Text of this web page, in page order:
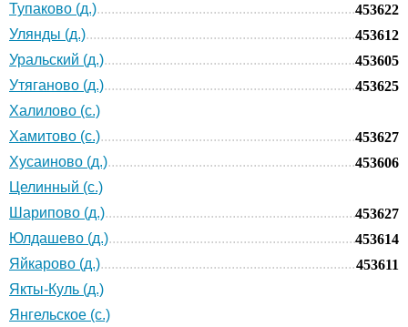
Тупаково (д.)
453622
Улянды (д.)
453612
Уральский (д.)
453605
Утяганово (д.)
453625
Халилово (с.)
Хамитово (с.)
453627
Хусаиново (д.)
453606
Целинный (с.)
Шарипово (д.)
453627
Юлдашево (д.)
453614
Яйкарово (д.)
453611
Якты-Куль (д.)
Янгельское (с.)